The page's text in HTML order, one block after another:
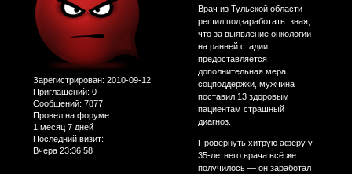
Зарегистрирован: 2010-09-12
Приглашений: 0
Сообщений: 7877
Провел на форуме:
1 месяц 7 дней
Последний визит:
Вчера 23:36:58
Врач из Тульской области
решил подзаработать: зная,
что за выявление онкологии
на ранней стадии
предоставляется
дополнительная мера
соцподдержки, мужчина
поставил 13 здоровым
пациентам страшный
диагноз.
Провернуть хитрую аферу у
35-летнего врача всё же
получилось — он заработал